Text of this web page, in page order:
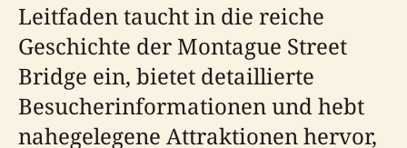
Leitfaden taucht in die reiche
Geschichte der Montague Street
Bridge ein, bietet detaillierte
Besucherinformationen und hebt
nahegelegene Attraktionen hervor,